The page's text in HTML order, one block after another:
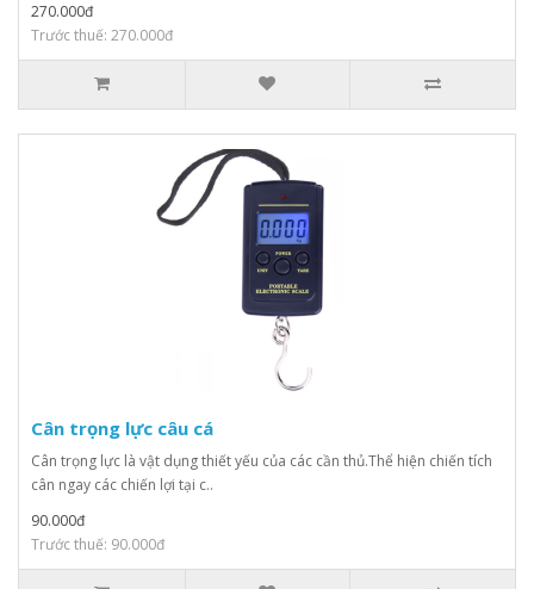
270.000đ
Trước thuế: 270.000đ
Cân trọng lực câu cá
Cân trọng lực là vật dụng thiết yếu của các cần thủ.Thể hiện chiến tích
cân ngay các chiến lợi tại c..
90.000đ
Trước thuế: 90.000đ